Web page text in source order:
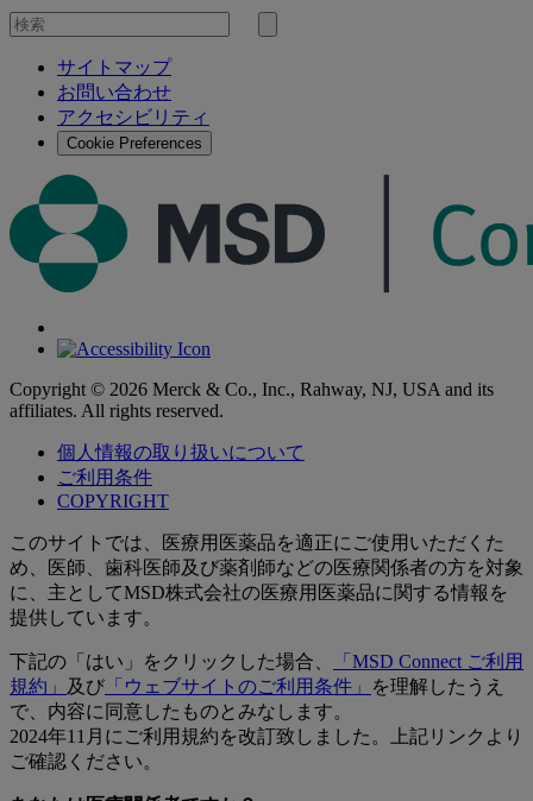
を
検
サイトマップ
お問い合わせ
アクセシビリティ
Cookie Preferences
Copyright © 2026 Merck & Co., Inc., Rahway, NJ, USA and its
affiliates. All rights reserved.
個人情報の取り扱いについて
ご利用条件
COPYRIGHT
このサイトでは、医療用医薬品を適正にご使用いただくた
め、医師、歯科医師及び薬剤師などの医療関係者の方を対象
に、主としてMSD株式会社の医療用医薬品に関する情報を
提供しています。
下記の「はい」をクリックした場合、
「MSD Connect ご利用
規約」
及び 「ウェブサイトのご利用条件」
を理解したうえ
で、内容に同意したものとみなします。
2024年11月にご利用規約を改訂致しました。上記リンクより
ご確認ください。